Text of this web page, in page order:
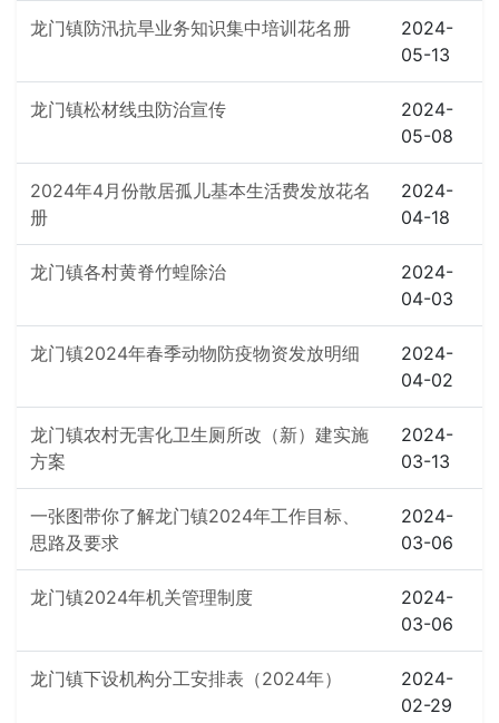
龙门镇防汛抗旱业务知识集中培训花名册
2024-
05-13
龙门镇松材线虫防治宣传
2024-
05-08
2024年4月份散居孤儿基本生活费发放花名
册
2024-
04-18
龙门镇各村黄脊竹蝗除治
2024-
04-03
龙门镇2024年春季动物防疫物资发放明细
2024-
04-02
龙门镇农村无害化卫生厕所改（新）建实施
方案
2024-
03-13
一张图带你了解龙门镇2024年工作目标、
思路及要求
2024-
03-06
龙门镇2024年机关管理制度
2024-
03-06
龙门镇下设机构分工安排表（2024年）
2024-
02-29